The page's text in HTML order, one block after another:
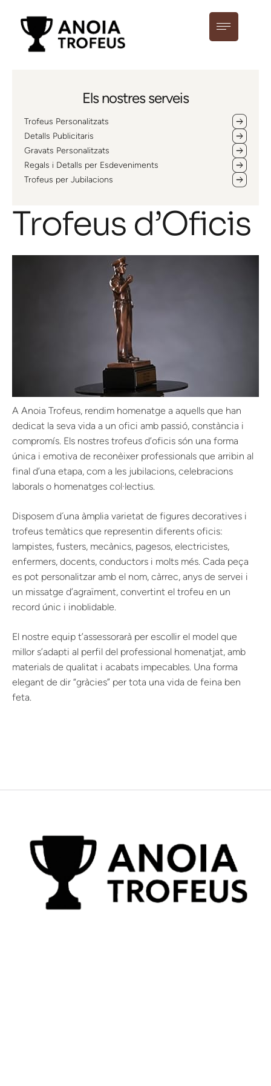
Els nostres serveis
Trofeus Personalitzats
Detalls Publicitaris
Gravats Personalitzats
Regals i Detalls per Esdeveniments
Trofeus per Jubilacions
Trofeus d’Oficis
A Anoia Trofeus, rendim homenatge a aquells que han
dedicat la seva vida a un ofici amb passió, constància i
compromís. Els nostres trofeus d’oficis són una forma
única i emotiva de reconèixer professionals que arribin al
final d’una etapa, com a les jubilacions, celebracions
laborals o homenatges col·lectius.
Disposem d´una àmplia varietat de figures decoratives i
trofeus temàtics que representin diferents oficis:
lampistes, fusters, mecànics, pagesos, electricistes,
enfermers, docents, conductors i molts més. Cada peça
es pot personalitzar amb el nom, càrrec, anys de servei i
un missatge d’agraïment, convertint el trofeu en un
record únic i inoblidable.
El nostre equip t’assessorarà per escollir el model que
millor s’adapti al perfil del professional homenatjat, amb
materials de qualitat i acabats impecables. Una forma
elegant de dir “gràcies” per tota una vida de feina ben
feta.